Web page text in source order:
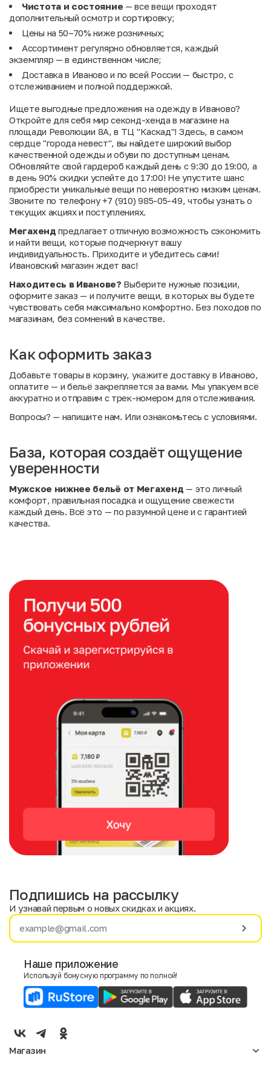
Чистота и состояние — все вещи проходят
дополнительный осмотр и сортировку;
Цены на 50–70% ниже розничных;
Ассортимент регулярно обновляется, каждый
экземпляр — в единственном числе;
Доставка в Иваново и по всей России — быстро, с
отслеживанием и полной поддержкой.
Ищете выгодные предложения на одежду в Иваново?
Откройте для себя мир секонд-хенда в магазине на
площади Революции 8А, в ТЦ "Каскад"! Здесь, в самом
сердце "города невест", вы найдете широкий выбор
качественной одежды и обуви по доступным ценам.
Обновляйте свой гардероб каждый день с 9:30 до 19:00, а
в день 90% скидки успейте до 17:00! Не упустите шанс
приобрести уникальные вещи по невероятно низким ценам.
Звоните по телефону +7 (910) 985-05-49, чтобы узнать о
текущих акциях и поступлениях.
Мегахенд предлагает отличную возможность сэкономить
и найти вещи, которые подчеркнут вашу
индивидуальность. Приходите и убедитесь сами!
Ивановский магазин ждет вас!
Находитесь в Иванове? Выберите нужные позиции,
оформите заказ — и получите вещи, в которых вы будете
чувствовать себя максимально комфортно. Без походов по
магазинам, без сомнений в качестве.
Как оформить заказ
Добавьте товары в корзину, укажите доставку в Иваново,
оплатите — и бельё закрепляется за вами. Мы упакуем всё
аккуратно и отправим с трек-номером для отслеживания.
Вопросы? — напишите нам. Илиознакомьтесь с условиями.
База, которая создаёт ощущение
уверенности
Мужское нижнее бельё от Мегахенд — это личный
комфорт, правильная посадка и ощущение свежести
каждый день. Всё это — по разумной цене и с гарантией
качества.
Имя
E-mail
Мужской
Подпишись на рассылку
И узнавай первым о новых скидках и акциях.
Наше приложение
Используй бонусную программу по полной!
Магазин